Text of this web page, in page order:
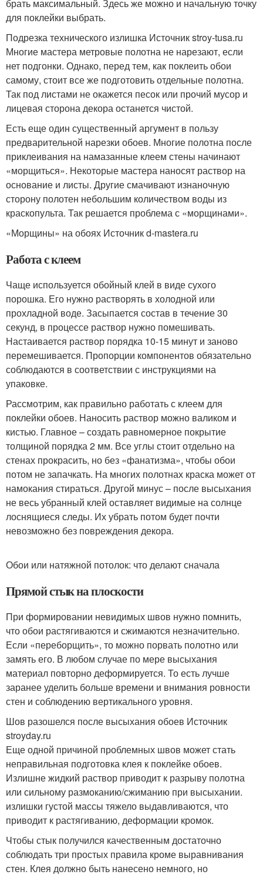
брать максимальный. Здесь же можно и начальную точку
для поклейки выбрать.
Подрезка технического излишка Источник stroy-tusa.ru
Многие мастера метровые полотна не нарезают, если
нет подгонки. Однако, перед тем, как поклеить обои
самому, стоит все же подготовить отдельные полотна.
Так под листами не окажется песок или прочий мусор и
лицевая сторона декора останется чистой.
Есть еще один существенный аргумент в пользу
предварительной нарезки обоев. Многие полотна после
приклеивания на намазанные клеем стены начинают
«морщиться». Некоторые мастера наносят раствор на
основание и листы. Другие смачивают изнаночную
сторону полотен небольшим количеством воды из
краскопульта. Так решается проблема с «морщинами».
«Морщины» на обоях Источник d-mastera.ru
Работа с клеем
Чаще используется обойный клей в виде сухого
порошка. Его нужно растворять в холодной или
прохладной воде. Засыпается состав в течение 30
секунд, в процессе раствор нужно помешивать.
Настаивается раствор порядка 10-15 минут и заново
перемешивается. Пропорции компонентов обязательно
соблюдаются в соответствии с инструкциями на
упаковке.
Рассмотрим, как правильно работать с клеем для
поклейки обоев. Наносить раствор можно валиком и
кистью. Главное – создать равномерное покрытие
толщиной порядка 2 мм. Все углы стоит отдельно на
стенах прокрасить, но без «фанатизма», чтобы обои
потом не запачкать. На многих полотнах краска может от
намокания стираться. Другой минус – после высыхания
не весь убранный клей оставляет видимые на солнце
лоснящиеся следы. Их убрать потом будет почти
невозможно без повреждения декора.
Обои или натяжной потолок: что делают сначала
Прямой стык на плоскости
При формировании невидимых швов нужно помнить,
что обои растягиваются и сжимаются незначительно.
Если «переборщить», то можно порвать полотно или
замять его. В любом случае по мере высыхания
материал повторно деформируется. То есть лучше
заранее уделить больше времени и внимания ровности
стен и соблюдению вертикального уровня.
Шов разошелся после высыхания обоев Источник
stroyday.ru
Еще одной причиной проблемных швов может стать
неправильная подготовка клея к поклейке обоев.
Излишне жидкий раствор приводит к разрыву полотна
или сильному размоканию/сжиманию при высыхании.
излишки густой массы тяжело выдавливаются, что
приводит к растягиванию, деформации кромок.
Чтобы стык получился качественным достаточно
соблюдать три простых правила кроме выравнивания
стен. Клея должно быть нанесено немного, но